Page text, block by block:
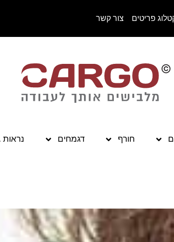
פריטים צור קשר
חורף דגמחים נראות